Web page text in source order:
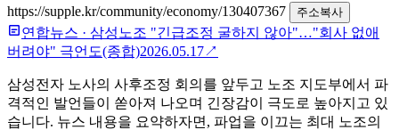
https://supple.kr/community/economy/130407367
주소복사
연합뉴스 · 삼성노조 "긴급조정 굴하지 않아"…"회사 없애
버려야" 극언도(종합)2026.05.17↗
삼성전자 노사의 사후조정 회의를 앞두고 노조 지도부에서 파
격적인 발언들이 쏟아져 나오며 긴장감이 극도로 높아지고 있
습니다. 뉴스 내용을 요약하자면, 파업을 이끄는 최대 노조의